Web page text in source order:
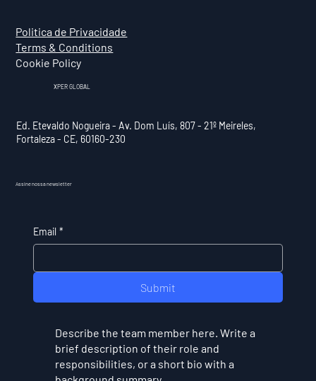
Politica de Privacidade
Terms & Conditions
Cookie Policy
XPER GLOBAL
Ed. Etevaldo Nogueira - Av. Dom Luís, 807 - 21º Meireles,
Fortaleza - CE, 60160-230
Assine nossa newsletter
Email *
Submit
Describe the team member here. Write a
brief description of their role and
responsibilities, or a short bio with a